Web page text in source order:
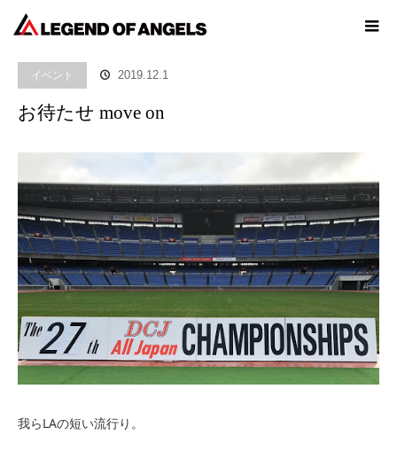
ブログ
イベント お待たせ move on
イベント 2019.12.1
お待たせ move on
我らLAの短い流行り。